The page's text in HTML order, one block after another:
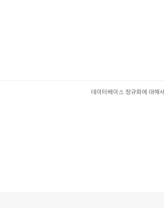
데이터베이스 정규화에 대해서